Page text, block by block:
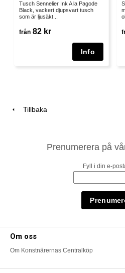
Tusch Sennelier Ink A la Pagode
Black, vackert djupsvart tusch
som är ljusäkt...
från 82 kr
Tillbaka
Prenumerera på
Fyll i din e-
Om oss
Om Konstnärernas Centralköp